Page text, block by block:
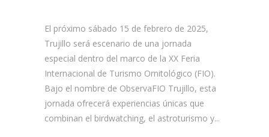
El próximo sábado 15 de febrero de 2025,
Trujillo será escenario de una jornada
especial dentro del marco de la XX Feria
Internacional de Turismo Ornitológico (FIO).
Bajo el nombre de ObservaFIO Trujillo, esta
jornada ofrecerá experiencias únicas que
combinan el birdwatching, el astroturismo y...